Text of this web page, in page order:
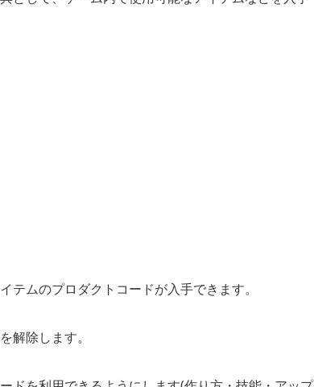
ムのプロダクトコードが入手できます。
解除します。